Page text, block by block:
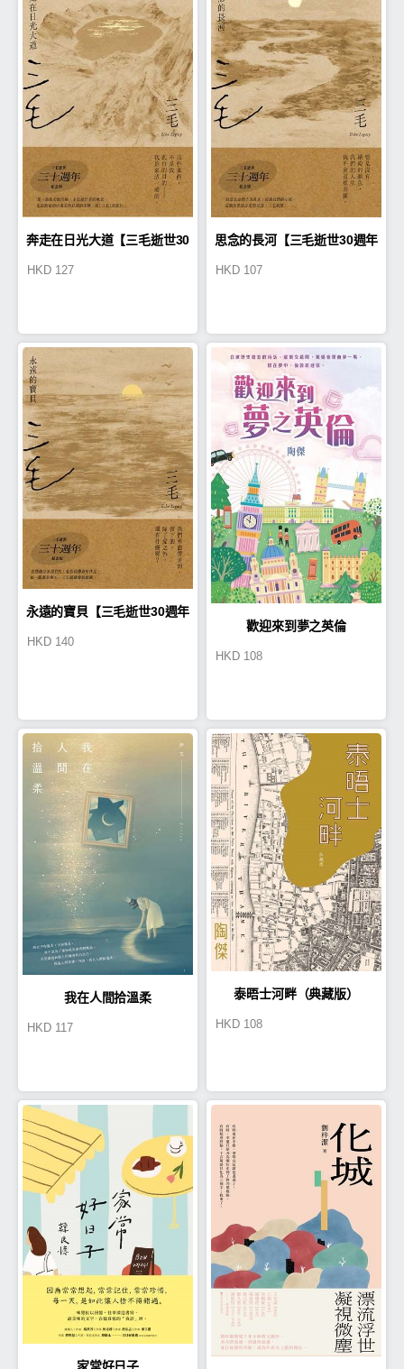
奔走在日光大道【三毛逝世30
HKD 127
思念的長河【三毛逝世30週年
HKD 107
永遠的寶貝【三毛逝世30週年
HKD 140
歡迎來到夢之英倫
HKD 108
我在人間拾溫柔
HKD 117
泰晤士河畔（典藏版）
HKD 108